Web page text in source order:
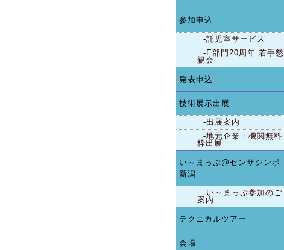
参加申込
-託児室サービス
-E部門20周年 若手懇
親会
発表申込
技術展示出展
-出展案内
-地元企業・機関無料
枠出展
い～まっぷ@センサシンポ
新潟
-い～まっぷ参加のご
案内
テクニカルツアー
会場